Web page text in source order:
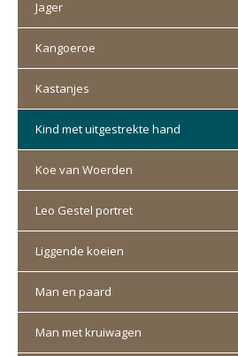
Jager
Kangoeroe
Kastanjes
Kind met uitgestrekte hand
Koe van Woerden
Leo Gestel portret
Liggende koeien
Man en paard
Man met kruiwagen